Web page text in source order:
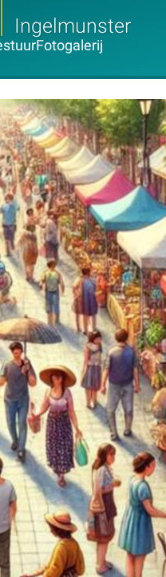
Ingelmunster
Fotogalerij